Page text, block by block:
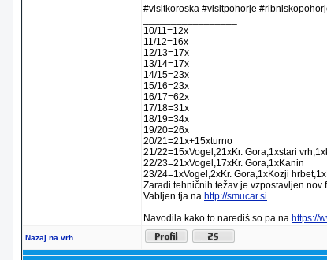
#visitkoroska #visitpohorje
10/11=12x
11/12=16x
12/13=17x
13/14=17x
14/15=23x
15/16=23x
16/17=62x
17/18=31x
18/19=34x
19/20=26x
20/21=21x+15xturno
21/22=15xVogel,21xKr. Gora,1xstari
22/23=21xVogel,17xKr. Gora,1xKanin
23/24=1xVogel,2xKr. Gora,1xKozji
Zaradi tehničnih težav je vzpostavljen nov
Vabljen tja na http://smucar.si
Navodila kako to narediš so pa na https://
Nazaj na vrh